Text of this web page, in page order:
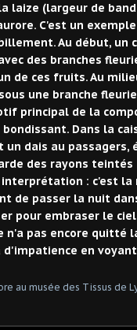
laize (largeur de
C'est un
Au début,
des branches
de ces fruits. Au
une branche
principal de la
Dans la
dais au passagers,
des rayons teintés
interprétation : c'est
de passer la nuit
pour embraser le
n'a pas encore quitté
en